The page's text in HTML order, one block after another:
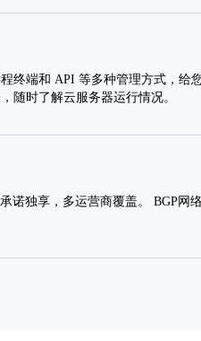
终端和 API 等多种管理方式，给
随时了解云服务器运行情况。
诺独享，多运营商覆盖。 BGP